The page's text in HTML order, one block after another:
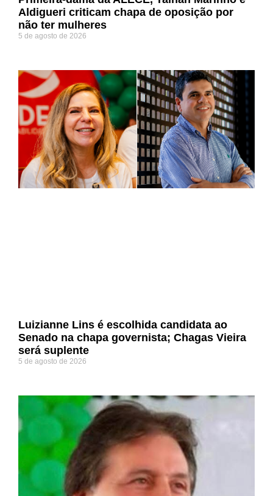
Aldigueri criticam chapa de oposição por
não ter mulheres
5 de agosto de 2026
Luizianne Lins é escolhida candidata ao
Senado na chapa governista; Chagas Vieira
será suplente
5 de agosto de 2026